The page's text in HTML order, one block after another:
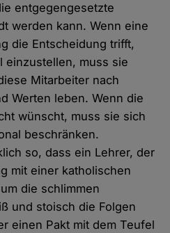
entgegengesetzte
werden kann. Wenn eine
die Entscheidung trifft,
einzustellen, muss sie
Mitarbeiter nach
Werten leben. Wenn die
wünscht, muss sie sich
beschränken.
so, dass ein Lehrer, der
mit einer katholischen
die schlimmen
und stoisch die Folgen
einen Pakt mit dem Teufel